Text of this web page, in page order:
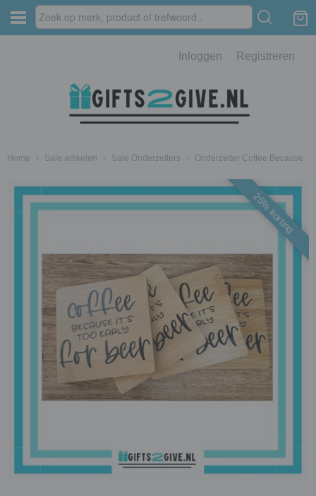
Inloggen Registreren
Home › Sale artikelen › Sale Onderzetters › Onderzetter Coffee Because
25% korting